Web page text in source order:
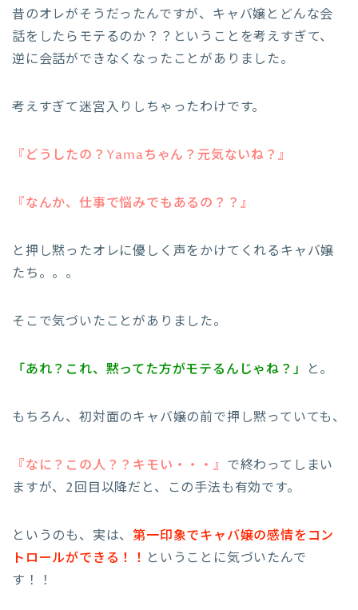
昔のオレがそうだったんですが、キャバ嬢とどんな会
話をしたらモテるのか？？ということを考えすぎて、
逆に会話ができなくなったことがありました。
考えすぎて迷宮入りしちゃったわけです。
『どうしたの？Yamaちゃん？元気ないね？』
『なんか、仕事で悩みでもあるの？？』
と押し黙ったオレに優しく声をかけてくれるキャバ嬢
たち。。。
そこで気づいたことがありました。
「あれ？これ、黙ってた方がモテるんじゃね？」 と。
もちろん、初対面のキャバ嬢の前で押し黙っていても、
『なに？この人？？キモい・・・』 で終わってしまい
ますが、2回目以降だと、この手法も有効です。
というのも、実は、第一印象でキャバ嬢の感情をコン
トロールができる！！ ということに気づいたんで
す！！